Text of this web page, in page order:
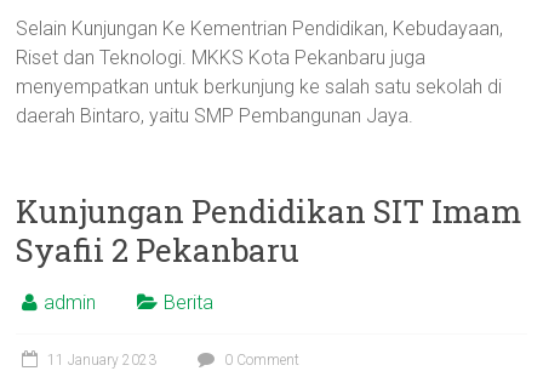
Selain Kunjungan Ke Kementrian Pendidikan, Kebudayaan,
Riset dan Teknologi. MKKS Kota Pekanbaru juga
menyempatkan untuk berkunjung ke salah satu sekolah di
daerah Bintaro, yaitu SMP Pembangunan Jaya.
Kunjungan Pendidikan SIT Imam
Syafii 2 Pekanbaru
admin Berita
11 January 2023 0 Comment